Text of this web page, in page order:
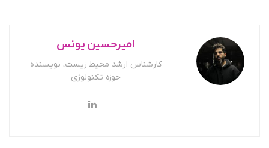
امیرحسین یونس
کارشناس ارشد محیط زیست، نویسنده
حوزه تکنولوژی